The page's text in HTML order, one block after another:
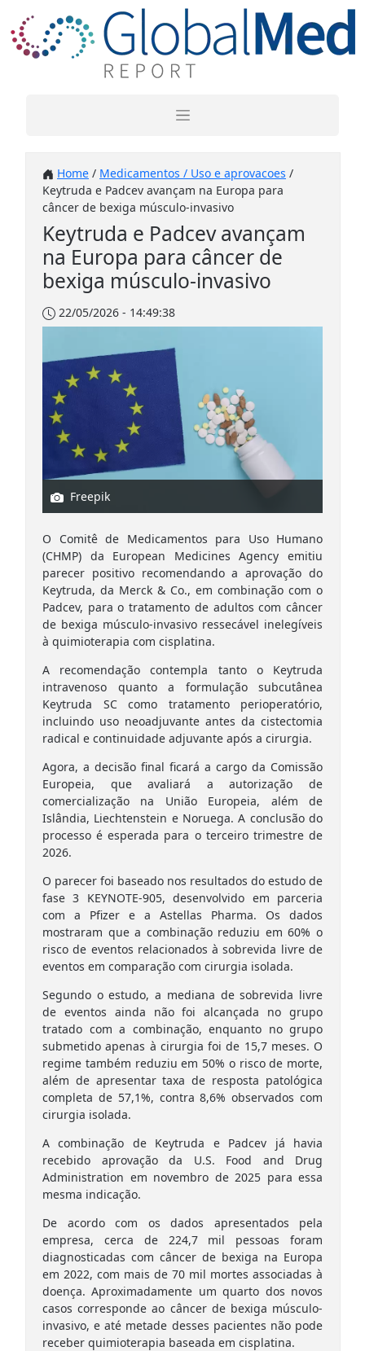
Home / Medicamentos / Uso e aprovacoes /
Keytruda e Padcev avançam na Europa para
câncer de bexiga músculo-invasivo
Keytruda e Padcev avançam
na Europa para câncer de
bexiga músculo-invasivo
22/05/2026 - 14:49:38
Freepik
O Comitê de Medicamentos para Uso Humano
(CHMP) da European Medicines Agency emitiu
parecer positivo recomendando a aprovação do
Keytruda, da Merck & Co., em combinação com o
Padcev, para o tratamento de adultos com câncer
de bexiga músculo-invasivo ressecável inelegíveis
à quimioterapia com cisplatina.
A recomendação contempla tanto o Keytruda
intravenoso quanto a formulação subcutânea
Keytruda SC como tratamento perioperatório,
incluindo uso neoadjuvante antes da cistectomia
radical e continuidade adjuvante após a cirurgia.
Agora, a decisão final ficará a cargo da Comissão
Europeia, que avaliará a autorização de
comercialização na União Europeia, além de
Islândia, Liechtenstein e Noruega. A conclusão do
processo é esperada para o terceiro trimestre de
2026.
O parecer foi baseado nos resultados do estudo de
fase 3 KEYNOTE-905, desenvolvido em parceria
com a Pfizer e a Astellas Pharma. Os dados
mostraram que a combinação reduziu em 60% o
risco de eventos relacionados à sobrevida livre de
eventos em comparação com cirurgia isolada.
Segundo o estudo, a mediana de sobrevida livre
de eventos ainda não foi alcançada no grupo
tratado com a combinação, enquanto no grupo
submetido apenas à cirurgia foi de 15,7 meses. O
regime também reduziu em 50% o risco de morte,
além de apresentar taxa de resposta patológica
completa de 57,1%, contra 8,6% observados com
cirurgia isolada.
A combinação de Keytruda e Padcev já havia
recebido aprovação da U.S. Food and Drug
Administration em novembro de 2025 para essa
mesma indicação.
De acordo com os dados apresentados pela
empresa, cerca de 224,7 mil pessoas foram
diagnosticadas com câncer de bexiga na Europa
em 2022, com mais de 70 mil mortes associadas à
doença. Aproximadamente um quarto dos novos
casos corresponde ao câncer de bexiga músculo-
invasivo, e até metade desses pacientes não pode
receber quimioterapia baseada em cisplatina.